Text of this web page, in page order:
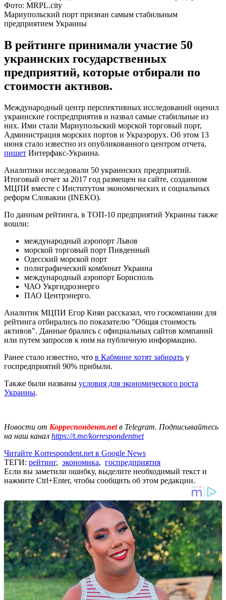
Фото: MRPL.city
Мариупольский порт признан самым стабильным
предприятием Украины
В рейтинге принимали участие 50
украинских государственных
предприятий, которые отбирали по
стоимости активов.
Международный центр перспективных исследований оценил
украинские госпредприятия и назвал самые стабильные из
них. Ими стали Мариупольский морской торговый порт,
Администрация морских портов и Украэрорух. Об этом 13
июня стало известно из опубликованного центром отчета,
пишет Интерфакс-Украина.
Аналитики исследовали 50 украинских предприятий.
Итоговый отчет за 2017 год размещен на сайте, созданном
МЦПИ вместе с Институтом экономических и социальных
реформ Словакии (INEKO).
По данным рейтинга, в ТОП-10 предприятий Украины также
вошли:
международный аэропорт Львов
морской торговый порт Пивденный
Одесский морской порт
полиграфический комбинат Украина
международный аэропорт Борисполь
ЧАО Укргидроэнерго
ПАО Центрэнерго.
Аналитик МЦПИ Егор Киян рассказал, что госкомпании для
рейтинга отбирались по показателю "Общая стоимость
активов". Данные брались с официальных сайтов компаний
или путем запросов к ним на публичную информацию.
Ранее стало известно, что в Кабмине хотят забирать у
госпредприятий 90% прибыли.
Также были названы условия для экономического роста
Украины.
Новости от Корреспондент.netв Telegram. Подписывайтесь
на наш канал https://t.me/korrespondentnet
Читайте Korrespondent.net в Google News
ТЕГИ: рейтинг, экономика, госпредприятия
Если вы заметили ошибку, выделите необходимый текст и
нажмите Ctrl+Enter, чтобы сообщить об этом редакции.